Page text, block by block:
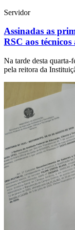
Servidor
Assinadas as
RSC aos
Na tarde desta quarta-
pela reitora da